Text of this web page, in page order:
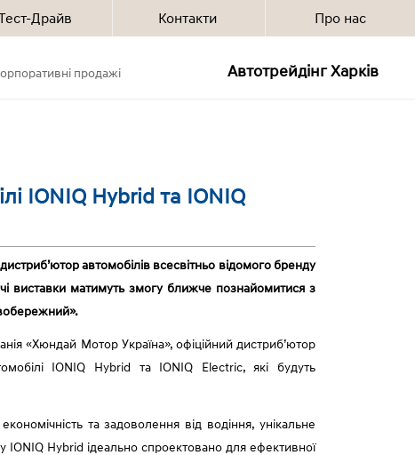
Драйв Контакти Про нас
продажі Автотрейдінг Харків
IONIQ Hybrid та IONIQ
автомобілів всесвітньо відомого бренду
виставки матимуть змогу ближче познайомитися з
«Хюндай Мотор Україна», офіційний дистриб’ютор
IONIQ Hybrid та IONIQ Electric, які будуть
та задоволення від водіння, унікальне
IONIQ Hybrid ідеально спроектовано для ефективної